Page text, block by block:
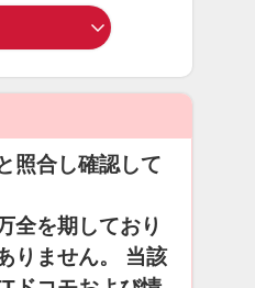
照合し確認して
全を期しており
りません。 当該